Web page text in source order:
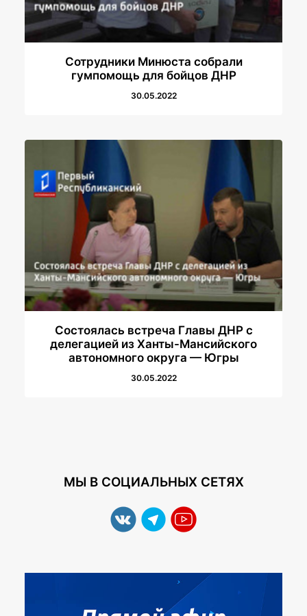
Сотрудники Минюста собрали
гумпомощь для бойцов ДНР
30.05.2022
Состоялась встреча Главы ДНР с
делегацией из Ханты-Мансийского
автономного округа — Югры
30.05.2022
МЫ В СОЦИАЛЬНЫХ СЕТЯХ